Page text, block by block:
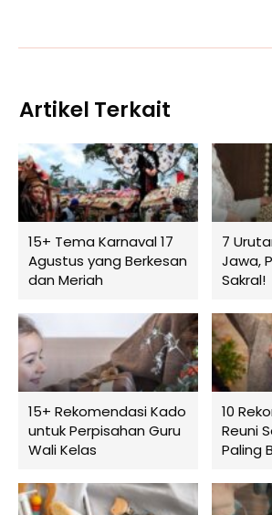
Artikel Terkait
15+ Tema Karnaval 17
Agustus yang Berkesan
dan Meriah
7
Jawa,
Sakral!
15+ Rekomendasi Kado
untuk Perpisahan Guru
Wali Kelas
10
Reuni
Paling